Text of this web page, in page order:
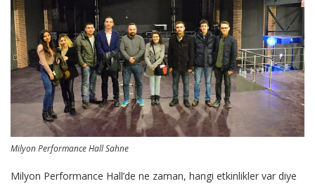
Milyon Performance Hall Sahne
Milyon Performance Hall’de ne zaman, hangi etkinlikler var diye